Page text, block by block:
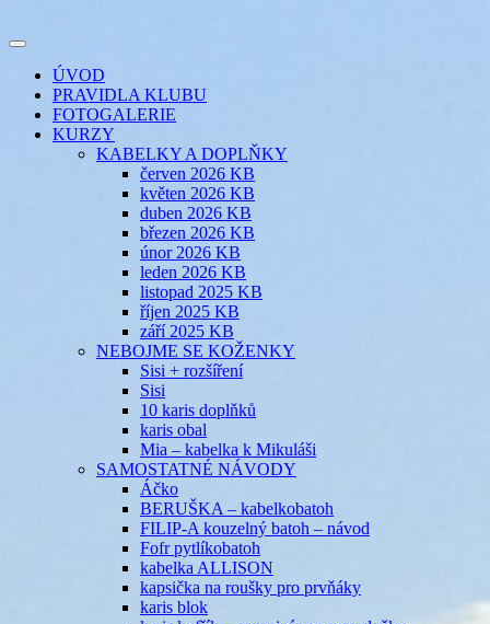
k
webuEVIKLUB
šicí klub
Toggle
navigation
ÚVOD
PRAVIDLA KLUBU
FOTOGALERIE
KURZY
KABELKY A DOPLŇKY
červen 2026 KB
květen 2026 KB
duben 2026 KB
březen 2026 KB
únor 2026 KB
leden 2026 KB
listopad 2025 KB
říjen 2025 KB
září 2025 KB
NEBOJME SE KOŽENKY
Sisi + rozšíření
Sisi
10 karis doplňků
karis obal
Mia – kabelka k Mikuláši
SAMOSTATNÉ NÁVODY
Áčko
BERUŠKA – kabelkobatoh
FILIP-A kouzelný batoh – návod
Fofr pytlíkobatoh
kabelka ALLISON
kapsička na roušky pro prvňáky
karis blok